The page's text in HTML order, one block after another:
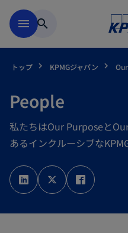
menu search
トップ KPMGジャパン
People
私たちはOur Purposeと
あるインクルーシブな
新
し
い
タ
新
し
い
タ
し
い